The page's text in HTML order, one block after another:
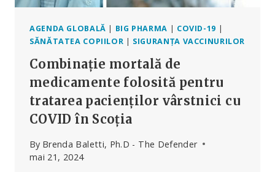
AGENDA GLOBALĂ | BIG PHARMA | COVID-19 |
SĂNĂTATEA COPIILOR | SIGURANȚA VACCINURILOR
Combinație mortală de
medicamente folosită pentru
tratarea pacienților vârstnici cu
COVID în Scoția
By Brenda Baletti, Ph.D - The Defender
mai 21, 2024